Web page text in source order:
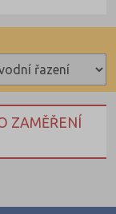
ZAMĚŘENÍ